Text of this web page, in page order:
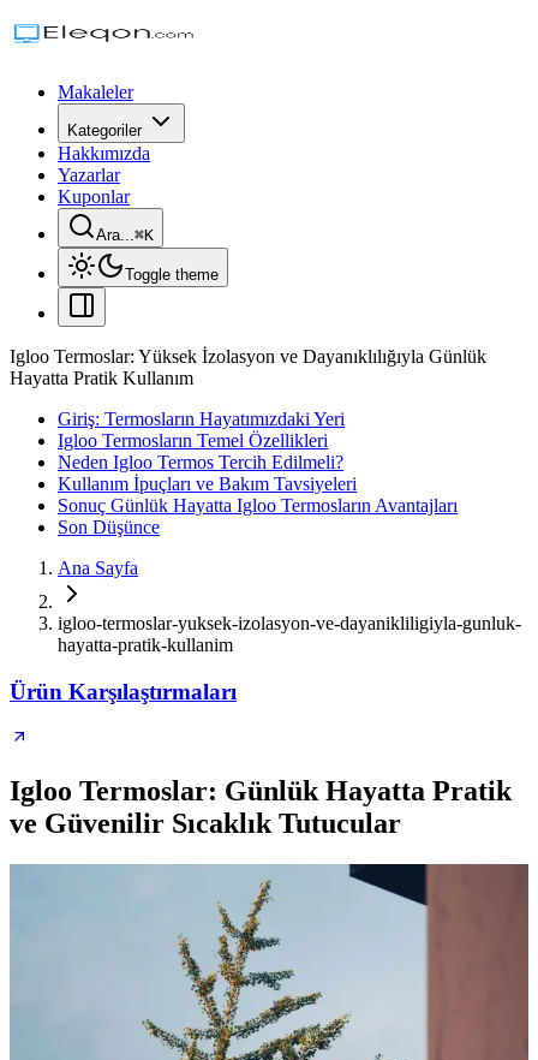
Makaleler
Kategoriler
Hakkımızda
Yazarlar
Kuponlar
Ara...⌘K
Toggle theme
Igloo Termoslar: Yüksek İzolasyon ve Dayanıklılığıyla Günlük
Hayatta Pratik Kullanım
Giriş: Termosların Hayatımızdaki Yeri
Igloo Termosların Temel Özellikleri
Neden Igloo Termos Tercih Edilmeli?
Kullanım İpuçları ve Bakım Tavsiyeleri
Sonuç Günlük Hayatta Igloo Termosların Avantajları
Son Düşünce
Ana Sayfa
igloo-termoslar-yuksek-izolasyon-ve-dayanikliligiyla-gunluk-
hayatta-pratik-kullanim
Ürün Karşılaştırmaları
Igloo Termoslar: Günlük Hayatta Pratik
ve Güvenilir Sıcaklık Tutucular